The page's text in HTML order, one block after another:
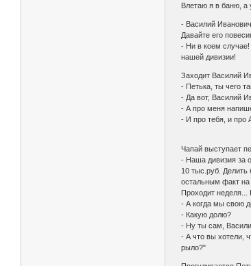
Влетаю я в баню, а у
- Василий
Давайте его
- Ни в коем случае!
нашей дивизии!
Заходит Василий
- Петька, ты чего
- Да вот, Василий
- А про меня
- И про тебя, и про
Чапай выступает
- Наша дивизия за
10 тыс.руб. Делить
остальным факт на
Проходит неделя...
- А когда мы свою
- Какую долю?
- Ну ты сам,
- А что вы хотели,
рыло?"